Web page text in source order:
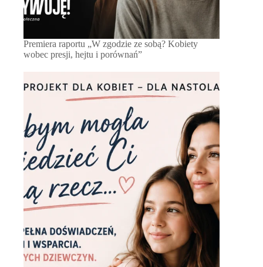
Premiera raportu „W zgodzie ze sobą? Kobiety
wobec presji, hejtu i porównań”